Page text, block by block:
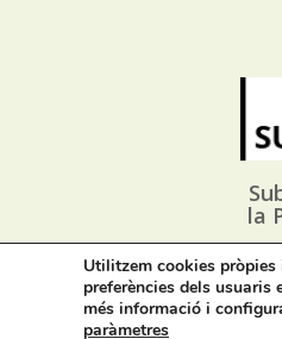
la
Utilitzem cookies
preferències dels
més informació i
paràmetres